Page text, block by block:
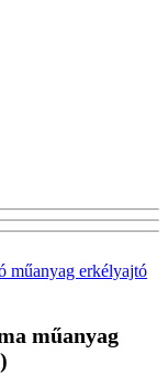
műanyag erkélyajtó
műanyag